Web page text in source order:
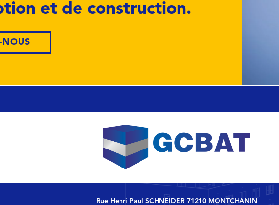
et de construction.
NOUS
Rue Henri Paul SCHNEIDER 71210 MONTCHANIN